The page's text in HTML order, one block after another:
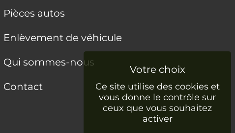
Pièces autos
Enlèvement de véhicule
Qui sommes-nous
Contact
Ce site utilise des cookies et
vous donne le contrôle sur
ceux que vous souhaitez
activer